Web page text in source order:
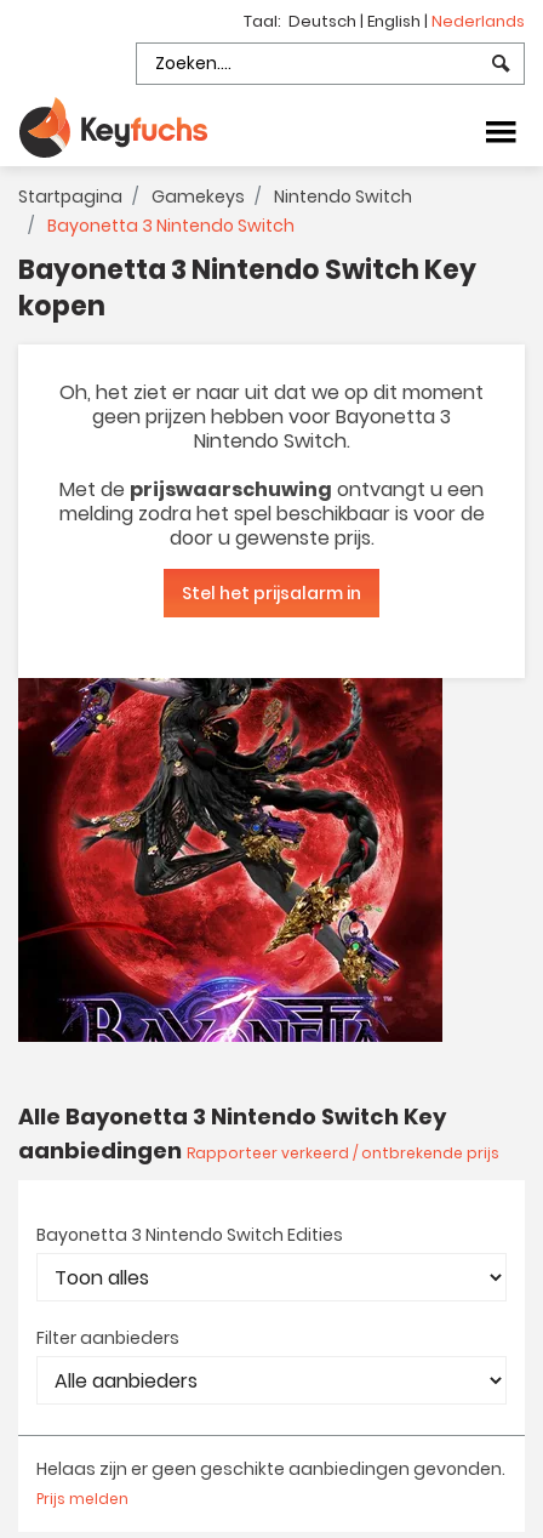
Taal: Deutsch | English | Nederlands
Startpagina Gamekeys
Nintendo Switch
Bayonetta 3 Nintendo Switch
Bayonetta 3 Nintendo Switch Key
kopen
Oh, het ziet er naar uit dat we op dit moment
geen prijzen hebben voor Bayonetta 3
Nintendo Switch.
Met de prijswaarschuwing ontvangt u een
melding zodra het spel beschikbaar is voor de
door u gewenste prijs.
Stel het prijsalarm in
Alle Bayonetta 3 Nintendo Switch Key
aanbiedingen Rapporteer verkeerd / ontbrekende prijs
Bayonetta 3 Nintendo Switch Edities
Filter aanbieders
Helaas zijn er geen geschikte aanbiedingen gevonden.
Prijs melden